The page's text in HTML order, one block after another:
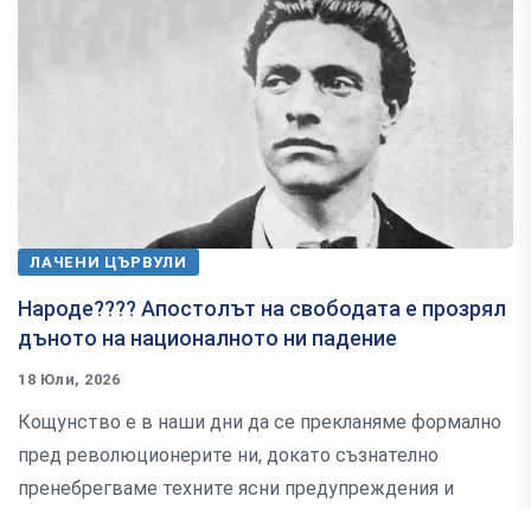
ЛАЧЕНИ ЦЪРВУЛИ
Народе???? Апостолът на свободата е прозрял
дъното на националното ни падение
18 Юли, 2026
Кощунство е в наши дни да се прекланяме формално
пред революционерите ни, докато съзнателно
пренебрегваме техните ясни предупреждения и